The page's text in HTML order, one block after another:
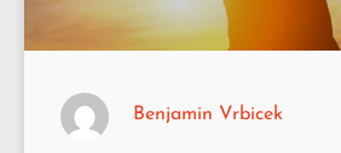
Benjamin Vrbicek